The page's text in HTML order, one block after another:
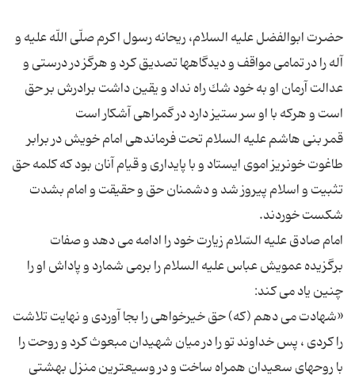
حضرت ابوالفضل علیه السلام، ریحانه رسول اكرم صلّى اللّه علیه و
آله را در تمامى مواقف و دیدگاهها تصدیق كرد و هرگز در درستى و
عدالت آرمان او به خود شك راه نداد و یقین داشت برادرش بر حق
قمر بنی هاشم علیه السلام تحت فرماندهى امام خویش در برابر
طاغوت خونریز اموى ایستاد و با پایدارى و قیام آنان بود كه كلمه حق
تثبیت و اسلام پیروز شد و دشمنان حق و حقیقت و امام بشدت
امام صادق علیه السّلام زیارت خود را ادامه مى دهد و صفات
برگزیده عمویش عباس علیه السلام را برمى شمارد و پاداش او را
«شهادت مى دهم (كه) حق خیرخواهی را بجا آوردى و نهایت تلاشت
را كردى ، پس خداوند تو را در میان شهیدان مبعوث كرد و روحت را
با روحهاى سعیدان همراه ساخت و در وسیعترین منزل بهشتى